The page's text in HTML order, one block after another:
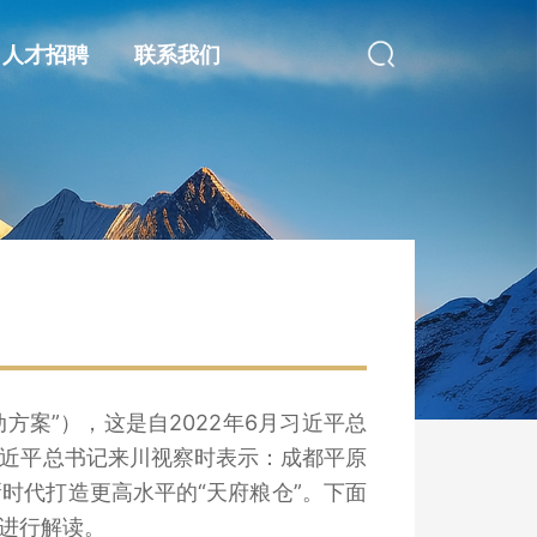
人才招聘 联系我们
案”），这是自2022年6月习近平总
平总书记来川视察时表示：成都平原
代打造更高水平的“天府粮仓”。下面
行解读。